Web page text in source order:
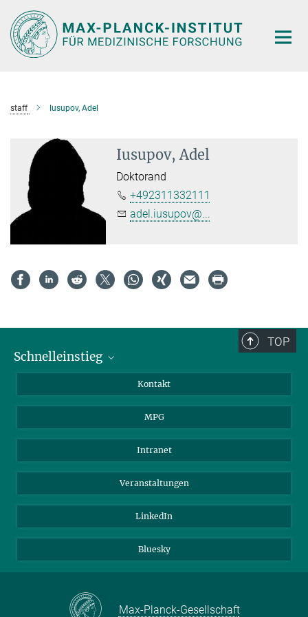
Hauptinhalt
staff Iusupov, Adel
Iusupov, Adel
Doktorand
+492311332111
adel.iusupov@...
TOP
Schnelleinstieg
Wissenschaftler*innen
Studierende
Bewerber*innen
Kontakt
MPG
Intranet
Veranstaltungen
LinkedIn
Bluesky
Max-Planck-Gesellschaft